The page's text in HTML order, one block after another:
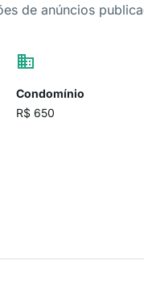
de anúncios
Condomínio
R$ 650